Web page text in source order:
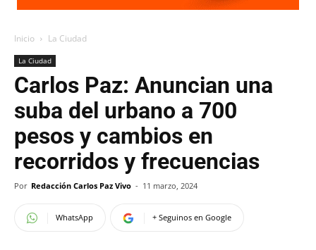
Inicio La Ciudad
La Ciudad
Carlos Paz: Anuncian una
suba del urbano a 700
pesos y cambios en
recorridos y frecuencias
Por Redacción Carlos Paz Vivo - 11 marzo, 2024
WhatsApp + Seguinos en Google